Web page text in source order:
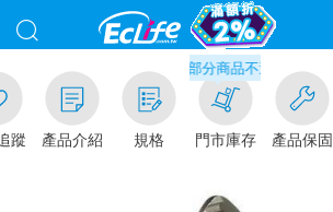
蹤 產品介紹 規格
滿千元門市取貨現折1%(部分商品不適用)-請點我看
門市庫存 產品保固